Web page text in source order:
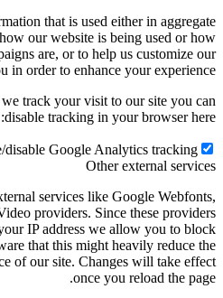
that is used either in aggregate
our website is being used or how
are, or to help us customize our
in order to enhance your experience.
track your visit to our site you can
disable tracking in your browser here:
Google Analytics tracking.
Other external services
services like Google Webfonts,
providers. Since these providers
IP address we allow you to block
that this might heavily reduce the
of our site. Changes will take effect
once you reload the page.